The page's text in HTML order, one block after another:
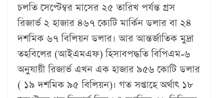
চলতি সেপ্টেম্বর মাসের ২৫ তারিখ পর্যন্ত গ্রস
রিজার্ভ ২ হাজার ৪৬৭ কোটি মার্কিন ডলার বা ২৪
দশমিক ৬৭ বিলিয়ন ডলার। আর আন্তর্জাতিক মুদ্রা
তহবিলের (আইএমএফ) হিসাবপদ্ধতি বিপিএম-৬
অনুযায়ী রিজার্ভ এখন এক হাজার ৯৫৬ কোটি ডলার
( ১৯ দশমিক ৯৫ বিলিয়ন)। গত সপ্তাহে অর্থাৎ ১৮